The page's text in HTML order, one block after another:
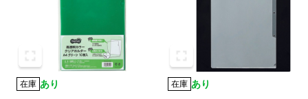
在庫 あり
在庫 あり